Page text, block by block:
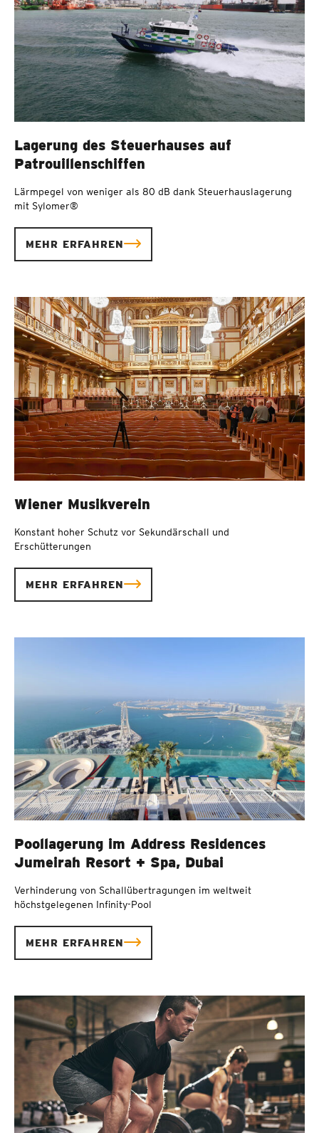
Lagerung des Steuerhauses auf
Patrouillenschiffen
Lärmpegel von weniger als 80 dB dank Steuerhauslagerung
mit Sylomer®
MEHR ERFAHREN
Wiener Musikverein
Konstant hoher Schutz vor Sekundärschall und
Erschütterungen
MEHR ERFAHREN
Poollagerung im Address Residences
Jumeirah Resort + Spa, Dubai
Verhinderung von Schallübertragungen im weltweit
höchstgelegenen Infinity-Pool
MEHR ERFAHREN